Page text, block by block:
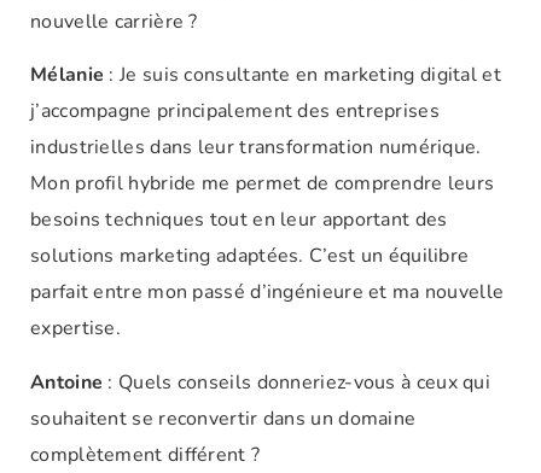
nouvelle carrière ?
Mélanie : Je suis consultante en marketing digital et
j’accompagne principalement des entreprises
industrielles dans leur transformation numérique.
Mon profil hybride me permet de comprendre leurs
besoins techniques tout en leur apportant des
solutions marketing adaptées. C’est un équilibre
parfait entre mon passé d’ingénieure et ma nouvelle
expertise.
Antoine : Quels conseils donneriez-vous à ceux qui
souhaitent se reconvertir dans un domaine
complètement différent ?